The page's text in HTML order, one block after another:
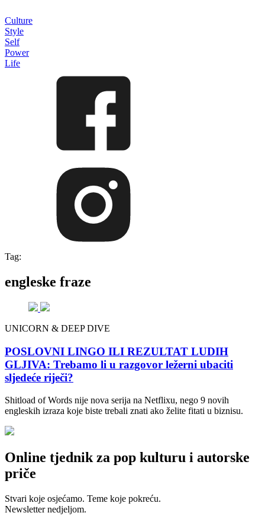
Culture
Style
Self
Power
Life
Tag:
engleske fraze
UNICORN & DEEP DIVE
POSLOVNI LINGO ILI REZULTAT LUDIH
GLJIVA: Trebamo li u razgovor ležerni ubaciti
sljedeće riječi?
Shitload of Words nije nova serija na Netflixu, nego 9 novih
engleskih izraza koje biste trebali znati ako želite fitati u biznisu.
Online tjednik za pop kulturu i autorske
priče
Stvari koje osjećamo. Teme koje pokreću.
Newsletter nedjeljom.